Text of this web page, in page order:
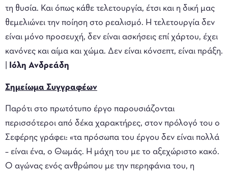
τη θυσία. Και όπως κάθε τελετουργία, έτσι και η δική μας
θεμελιώνει την ποίηση στο ρεαλισμό. Η τελετουργία δεν
είναι μόνο προσευχή, δεν είναι ασκήσεις επί χάρτου, έχει
κανόνες και αίμα και χώμα. Δεν είναι κόνσεπτ, είναι πράξη.
Ιόλη Ανδρεάδη
Σημείωμα Συγγραφέων
Παρότι στο πρωτότυπο έργο παρουσιάζονται
περισσότεροι από δέκα χαρακτήρες, στον πρόλογό του ο
Σεφέρης γράφει: «τα πρόσωπα του έργου δεν είναι πολλά
– είναι ένα, ο Θωμάς. Η μάχη του με το αξεχώριστο κακό.
Ο αγώνας ενός ανθρώπου με την περηφάνια του, η